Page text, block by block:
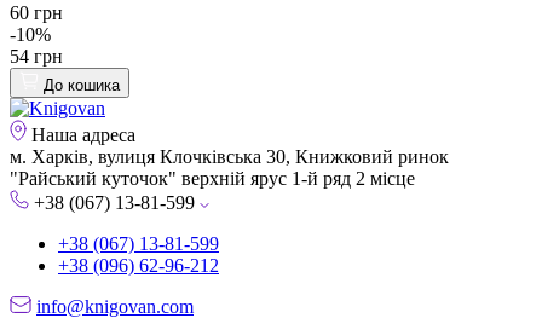
60 грн
-10%
54 грн
До кошика
Наша адреса
м. Харків, вулиця Клочківська 30, Книжковий ринок
"Райський куточок" верхній ярус 1-й ряд 2 місце
+38 (067) 13-81-599
+38 (067) 13-81-599
+38 (096) 62-96-212
info@knigovan.com